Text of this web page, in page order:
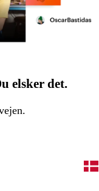
elsker det.